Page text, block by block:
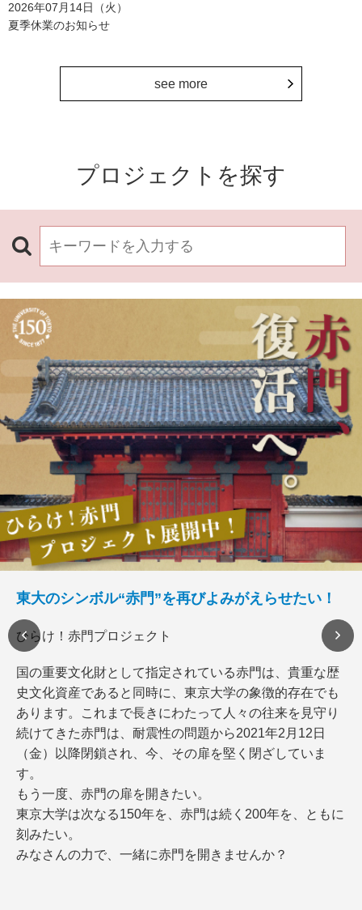
2026年07月14日（火）
夏季休業のお知らせ
see more
プロジェクトを探す
東大のシンボル“赤門”を再びよみがえらせたい！
ひらけ！赤門プロジェクト
国の重要文化財として指定されている赤門は、貴重な歴
史文化資産であると同時に、東京大学の象徴的存在でも
あります。これまで長きにわたって人々の往来を見守り
続けてきた赤門は、耐震性の問題から2021年2月12日
（金）以降閉鎖され、今、その扉を堅く閉ざしていま
す。
もう一度、赤門の扉を開きたい。
東京大学は次なる150年を、赤門は続く200年を、ともに
刻みたい。
みなさんの力で、一緒に赤門を開きませんか？